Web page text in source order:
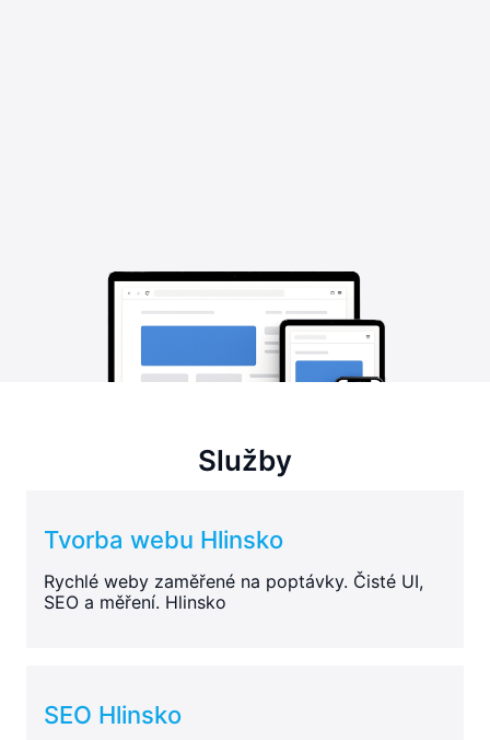
Služby
Tvorba webu Hlinsko
Rychlé weby zaměřené na poptávky. Čisté UI,
SEO a měření. Hlinsko
SEO Hlinsko